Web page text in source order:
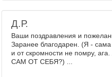
Д.Р.
Ваши поздравления и
Заранее благодарен. (Я -
и от скромности не помру,
САМ ОТ СЕБЯ?) ...